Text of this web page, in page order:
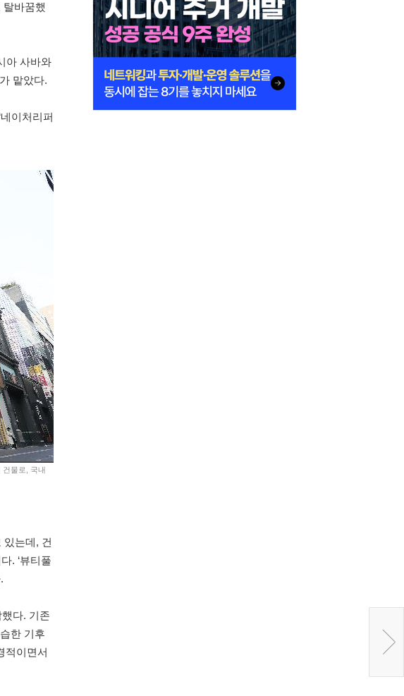
바꿈했
아 사바와
맡았다.
이처리퍼
건물로, 국내
있는데, 건
. ‘뷰티풀
다. 기존
한 기후
적이면서